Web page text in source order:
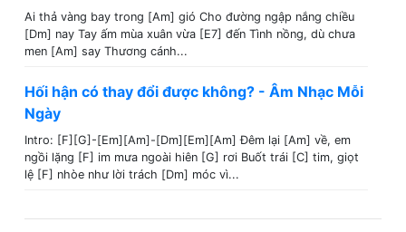
Ai thả vàng bay trong [Am] gió Cho đường ngập nắng chiều
[Dm] nay Tay ấm mùa xuân vừa [E7] đến Tình nồng, dù chưa
men [Am] say Thương cánh...
Hối hận có thay đổi được không? - Âm Nhạc Mỗi
Ngày
Intro: [F][G]-[Em][Am]-[Dm][Em][Am] Đêm lại [Am] về, em
ngồi lặng [F] im mưa ngoài hiên [G] rơi Buốt trái [C] tim, giọt
lệ [F] nhòe như lời trách [Dm] móc vì...